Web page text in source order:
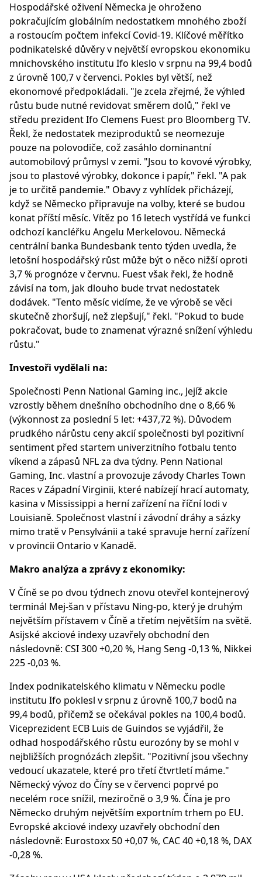
Hospodářské oživení Německa je ohroženo
pokračujícím globálním nedostatkem mnohého zboží
a rostoucím počtem infekcí Covid-19. Klíčové měřítko
podnikatelské důvěry v největší evropskou ekonomiku
mnichovského institutu Ifo kleslo v srpnu na 99,4 bodů
z úrovně 100,7 v červenci. Pokles byl větší, než
ekonomové předpokládali. "Je zcela zřejmé, že výhled
růstu bude nutné revidovat směrem dolů," řekl ve
středu prezident Ifo Clemens Fuest pro Bloomberg TV.
Řekl, že nedostatek meziproduktů se neomezuje
pouze na polovodiče, což zasáhlo dominantní
automobilový průmysl v zemi. "Jsou to kovové výrobky,
jsou to plastové výrobky, dokonce i papír," řekl. "A pak
je to určitě pandemie." Obavy z vyhlídek přicházejí,
když se Německo připravuje na volby, které se budou
konat příští měsíc. Vítěz po 16 letech vystřídá ve funkci
odchozí kancléřku Angelu Merkelovou. Německá
centrální banka Bundesbank tento týden uvedla, že
letošní hospodářský růst může být o něco nižší oproti
3,7 % prognóze v červnu. Fuest však řekl, že hodně
závisí na tom, jak dlouho bude trvat nedostatek
dodávek. "Tento měsíc vidíme, že ve výrobě se věci
skutečně zhoršují, než zlepšují," řekl. "Pokud to bude
pokračovat, bude to znamenat výrazné snížení výhledu
růstu."
Investoři vydělali na:
Společnosti Penn National Gaming inc., Jejíž akcie
vzrostly během dnešního obchodního dne o 8,66 %
(výkonnost za poslední 5 let: +437,72 %). Důvodem
prudkého nárůstu ceny akcií společnosti byl pozitivní
sentiment před startem univerzitního fotbalu tento
víkend a zápasů NFL za dva týdny. Penn National
Gaming, Inc. vlastní a provozuje závody Charles Town
Races v Západní Virginii, které nabízejí hrací automaty,
kasina v Mississippi a herní zařízení na říční lodi v
Louisianě. Společnost vlastní i závodní dráhy a sázky
mimo tratě v Pensylvánii a také spravuje herní zařízení
v provincii Ontario v Kanadě.
Makro analýza a zprávy z ekonomiky:
V Číně se po dvou týdnech znovu otevřel kontejnerový
terminál Mej-šan v přístavu Ning-po, který je druhým
největším přístavem v Číně a třetím největším na světě.
Asijské akciové indexy uzavřely obchodní den
následovně: CSI 300 +0,20 %, Hang Seng -0,13 %, Nikkei
225 -0,03 %.
Index podnikatelského klimatu v Německu podle
institutu Ifo poklesl v srpnu z úrovně 100,7 bodů na
99,4 bodů, přičemž se očekával pokles na 100,4 bodů.
Viceprezident ECB Luis de Guindos se vyjádřil, že
odhad hospodářského růstu eurozóny by se mohl v
nejbližších prognózách zlepšit. "Pozitivní jsou všechny
vedoucí ukazatele, které pro třetí čtvrtletí máme."
Německý vývoz do Číny se v červenci poprvé po
necelém roce snížil, meziročně o 3,9 %. Čína je pro
Německo druhým největším exportním trhem po EU.
Evropské akciové indexy uzavřely obchodní den
následovně: Eurostoxx 50 +0,07 %, CAC 40 +0,18 %, DAX
-0,28 %.